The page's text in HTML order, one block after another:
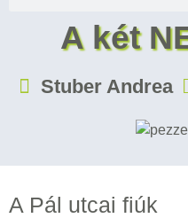
A két
Stuber Andrea
A Pál utcai fiúk